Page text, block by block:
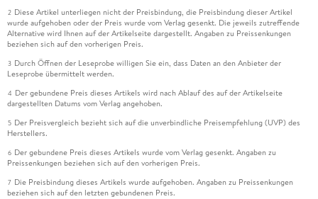
2 Diese Artikel unterliegen nicht der Preisbindung, die Preisbindung dieser Artikel
wurde aufgehoben oder der Preis wurde vom Verlag gesenkt. Die jeweils zutreffende
Alternative wird Ihnen auf der Artikelseite dargestellt. Angaben zu Preissenkungen
beziehen sich auf den vorherigen Preis.
3 Durch Öffnen der Leseprobe willigen Sie ein, dass Daten an den Anbieter der
Leseprobe übermittelt werden.
4 Der gebundene Preis dieses Artikels wird nach Ablauf des auf der Artikelseite
dargestellten Datums vom Verlag angehoben.
5 Der Preisvergleich bezieht sich auf die unverbindliche Preisempfehlung (UVP) des
Herstellers.
6 Der gebundene Preis dieses Artikels wurde vom Verlag gesenkt. Angaben zu
Preissenkungen beziehen sich auf den vorherigen Preis.
7 Die Preisbindung dieses Artikels wurde aufgehoben. Angaben zu Preissenkungen
beziehen sich auf den letzten gebundenen Preis.